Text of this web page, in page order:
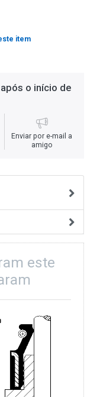
item
o início de
Enviar por e-mail a
amigo
este